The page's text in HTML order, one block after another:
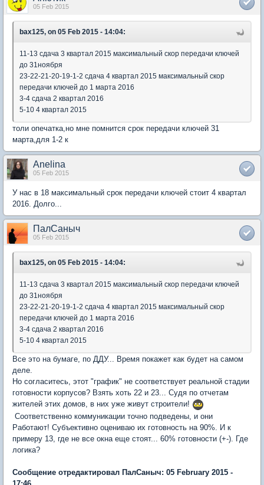
05 Feb 2015
bax125, on 05 Feb 2015 - 14:04:
11-13 сдача 3 квартал 2015 максимальный скор передачи ключей
до 31ноября
23-22-21-20-19-1-2 сдача 4 квартал 2015 максимальный скор
передачи ключей до 1 марта 2016
3-4 сдача 2 квартал 2016
5-10 4 квартал 2015
толи опечатка,но мне помнится срок передачи ключей 31
марта,для 1-2 к
Anelina
05 Feb 2015
У нас в 18 максимальный срок передачи ключей стоит 4 квартал
2016. Долго...
ПалСаныч
05 Feb 2015
bax125, on 05 Feb 2015 - 14:04:
11-13 сдача 3 квартал 2015 максимальный скор передачи ключей
до 31ноября
23-22-21-20-19-1-2 сдача 4 квартал 2015 максимальный скор
передачи ключей до 1 марта 2016
3-4 сдача 2 квартал 2016
5-10 4 квартал 2015
Все это на бумаге, по ДДУ... Время покажет как будет на самом
деле.
Но согласитесь, этот "график" не соответствует реальной стадии
готовности корпусов? Взять хоть 22 и 23... Судя по отчетам
жителей этих домов, в них уже живут строители!
Соответственно коммуникации точно подведены, и они
Работают! Субъективно оцениваю их готовность на 90%. И к
примеру 13, где не все окна еще стоят... 60% готовности (+-). Где
логика?
Сообщение отредактировал ПалСаныч: 05 February 2015 -